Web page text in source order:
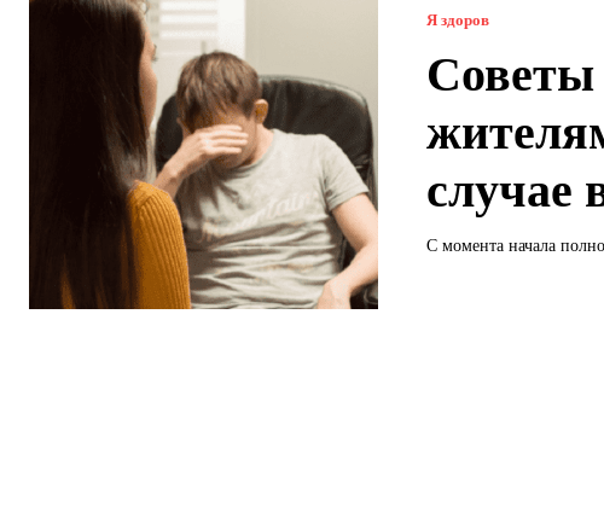
Я здоров
Советы
случае
С момента начала